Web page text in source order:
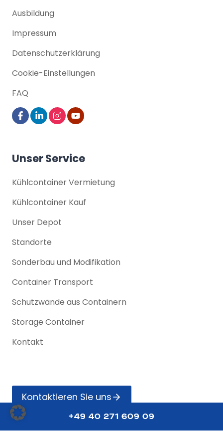
Ausbildung
Impressum
Datenschutz­erklärung
Cookie-Einstellungen
FAQ
Unser Service
Kühlcontainer Vermietung
Kühlcontainer Kauf
Unser Depot
Standorte
Sonderbau und Modifikation
Container Transport
Schutzwände aus Containern
Storage Container
Kontakt
Kontak­tieren Sie uns
+49 40 271 609 09